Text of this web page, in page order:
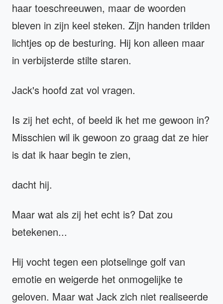
haar toeschreeuwen, maar de woorden
bleven in zijn keel steken. Zijn handen trilden
lichtjes op de besturing. Hij kon alleen maar
in verbijsterde stilte staren.
Jack's hoofd zat vol vragen.
Is zij het echt, of beeld ik het me gewoon in?
Misschien wil ik gewoon zo graag dat ze hier
is dat ik haar begin te zien,
dacht hij.
Maar wat als zij het echt is? Dat zou
betekenen...
Hij vocht tegen een plotselinge golf van
emotie en weigerde het onmogelijke te
geloven. Maar wat Jack zich niet realiseerde